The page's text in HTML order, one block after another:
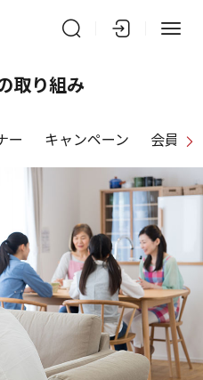
取り組み
ー キャンペーン 会員特